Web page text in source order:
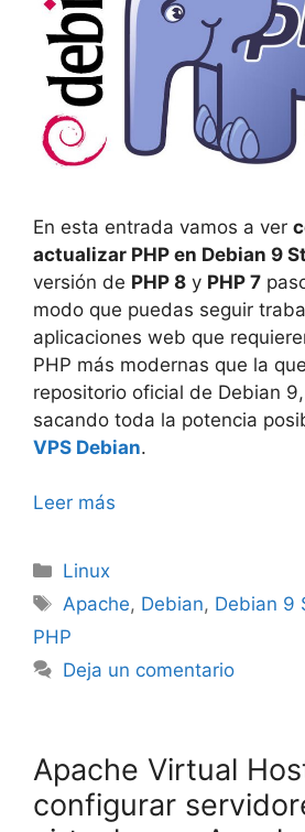
En esta entrada vamos a ver
actualizar PHP en Debian 9
versión de PHP 8 y PHP 7
modo que puedas seguir
aplicaciones web que
PHP más modernas que la
repositorio oficial de Debian
sacando toda la potencia
VPS Debian.
Leer más
Categorías
Linux
Etiquetas
Apache, Debian, Debian 9
PHP
Deja un comentario
Apache Virtual
configurar